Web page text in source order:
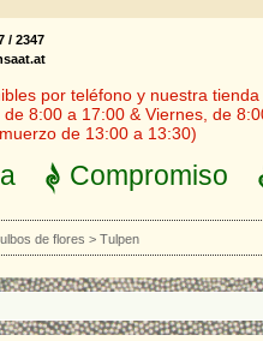
/ 2347
por teléfono y nuestra
de 8:00 a 17:00 & Viernes, de
de 13:00 a 13:30)
Compromiso
de flores > Tulpen